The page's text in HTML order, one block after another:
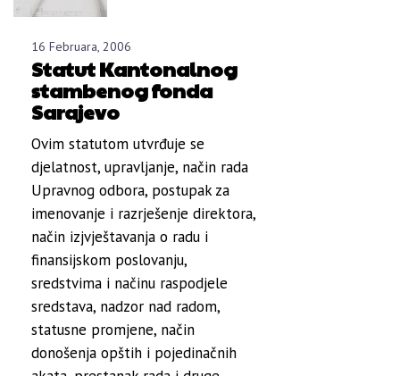
16 Februara, 2006
Statut Kantonalnog
stambenog fonda
Sarajevo
Ovim statutom utvrđuje se
djelatnost, upravljanje, način rada
Upravnog odbora, postupak za
imenovanje i razrješenje direktora,
način izjvještavanja o radu i
finansijskom poslovanju,
sredstvima i načinu raspodjele
sredstava, nadzor nad radom,
statusne promjene, način
donošenja opštih i pojedinačnih